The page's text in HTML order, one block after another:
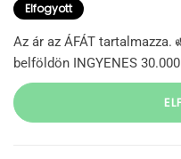
Elfogyott
Az ár az ÁFÁT
belföldön INGYENES